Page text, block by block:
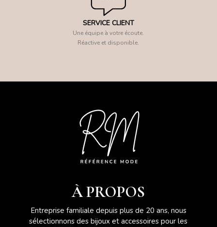
SERVICE CLIENT
Une équipe à votre écoute.
Réactive et disponible.
À PROPOS
Entreprise familiale depuis plus de 20 ans, nous
sélectionnons des bijoux et accessoires pour les